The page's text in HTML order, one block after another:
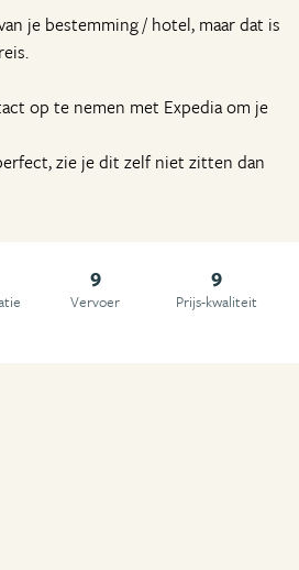
je bestemming / hotel, maar dat is
op te nemen met Expedia om je
zie je dit zelf niet zitten dan
9
Vervoer
9
Prijs-kwaliteit